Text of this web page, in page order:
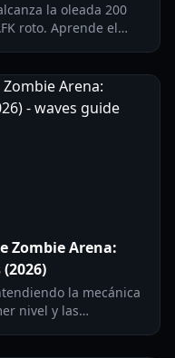
la oleada 200
roto. Aprende el
Zombie Arena:
la mecánica
nivel y las